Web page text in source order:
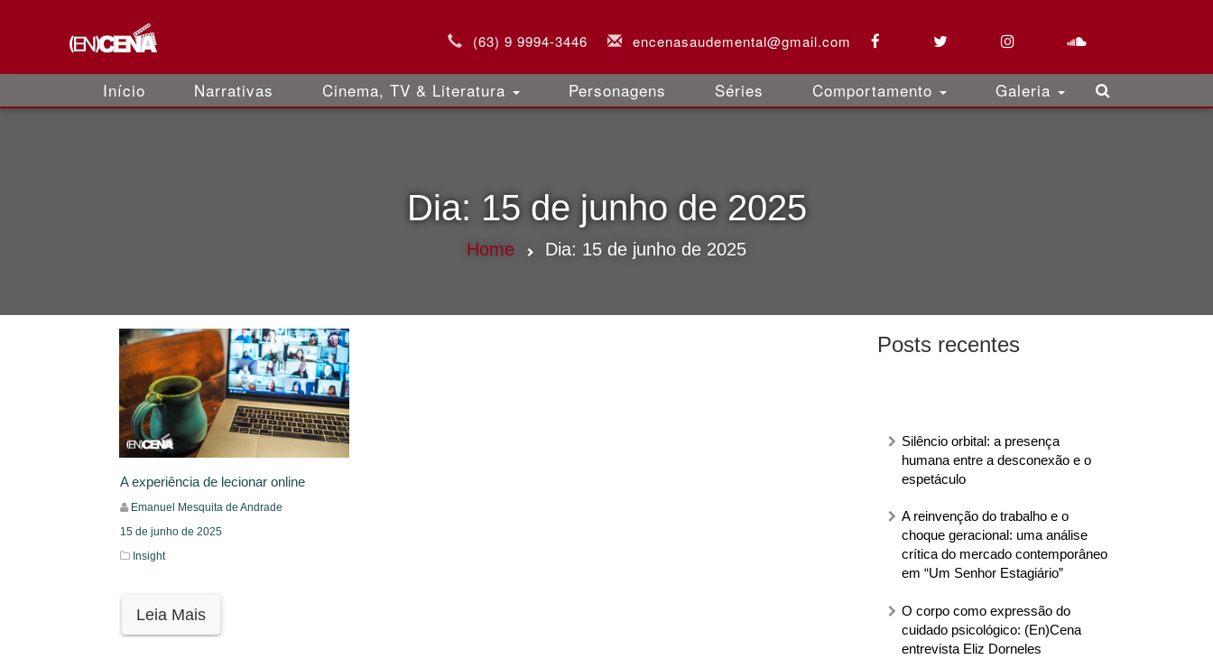
(63) 9 9994-3446 encenasaudemental@gmail.com
Início Narrativas Cinema, TV & Literatura Personagens Séries Comportamento Galeria
Dia: 15 de junho de 2025
Home Dia: 15 de junho de 2025
Posts recentes
Silêncio orbital: a presença
humana entre a desconexão e o
espetáculo
A reinvenção do trabalho e o
choque geracional: uma análise
crítica do mercado contemporâneo
em “Um Senhor Estagiário”
O corpo como expressão do
cuidado psicológico: (En)Cena
entrevista Eliz Dorneles
A experiência de lecionar online
Emanuel Mesquita de Andrade
15 de junho de 2025
Insight
Leia Mais